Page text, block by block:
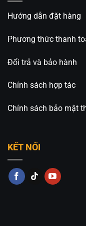
điện trực tiếp cho
Đèn Trang Trí An
và giá thành tốt
Địa Chỉ:514
Hướng dẫn đặt hàng
Phương thức thanh
Đổi trả và bảo hành
Chính sách hợp tác
Chính sách bảo mật
KẾT NỐI